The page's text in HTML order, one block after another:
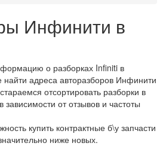
Инфинити в
о разборках Infiniti в
адреса авторазборов Инфинити
отсортировать разборки в
зависимости от отзывов и частоты
купить контрактные б\у запчасти
ниже новых.